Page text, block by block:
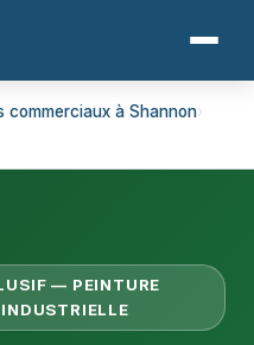
commerciaux à Shannon›
— PEINTURE